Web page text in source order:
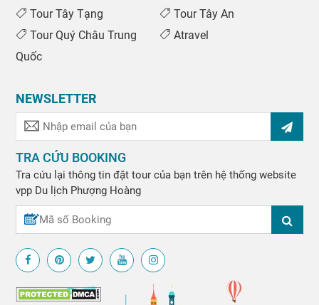
Tour Tây Tạng
Tour Tây An
Tour Quý Châu Trung
Quốc
Atravel
NEWSLETTER
TRA CỨU BOOKING
Tra cứu lại thông tin đặt tour của bạn trên hệ thống website
vpp Du lịch Phượng Hoàng